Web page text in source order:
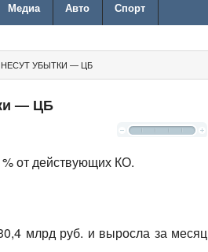
Медиа Авто Спорт
УБЫТКИ — ЦБ
— ЦБ
от действующих КО.
млрд руб. и выросла за месяц